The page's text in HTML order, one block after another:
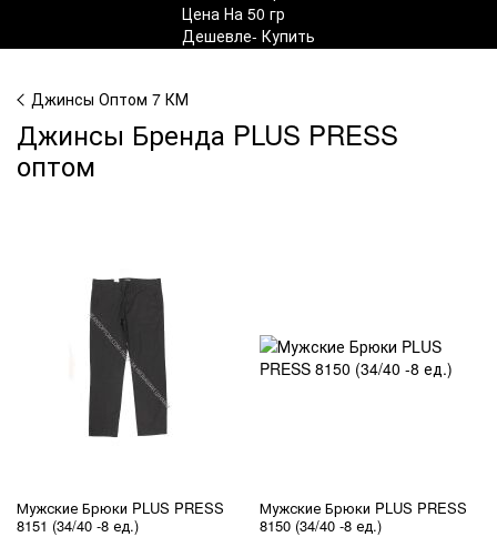
Джинсы Оптом 7 КМ
Джинсы Бренда PLUS PRESS
оптом
Мужские Брюки PLUS PRESS
8151 (34/40 -8 ед.)
Мужские Брюки PLUS PRESS
8150 (34/40 -8 ед.)